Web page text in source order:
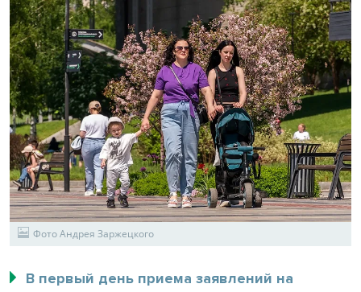
Фото Андрея Заржецкого
В первый день приема заявлений на